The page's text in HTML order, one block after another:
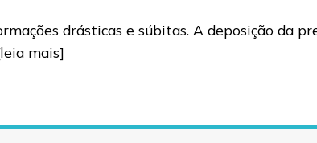
drásticas e súbitas. A deposição da
mais]